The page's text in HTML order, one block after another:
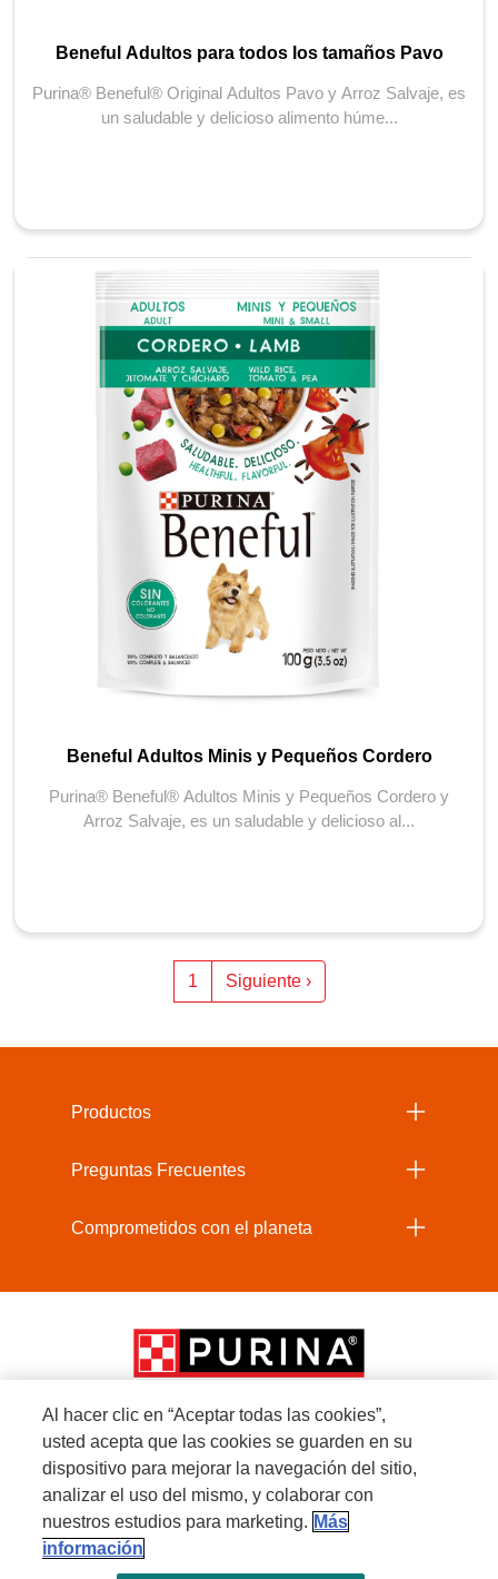
Beneful Adultos para todos los tamaños Pavo
Purina® Beneful® Original Adultos Pavo y Arroz Salvaje, es
un saludable y delicioso alimento húme...
Beneful Adultos Minis y Pequeños Cordero
Purina® Beneful® Adultos Minis y Pequeños Cordero y
Arroz Salvaje, es un saludable y delicioso al...
1 Siguiente página
Siguiente ›
Productos
Preguntas Frecuentes
Comprometidos con el planeta
Menu Footer Secundario Beneful
All Nestlé Purina trademarks owned by Société des Produits Nestlé S.A., Vevey,
Switzerland or are used with permission.
Al hacer clic en “Aceptar todas las cookies”,
usted acepta que las cookies se guarden en su
dispositivo para mejorar la navegación del sitio,
analizar el uso del mismo, y colaborar con
nuestros estudios para marketing. Más
información